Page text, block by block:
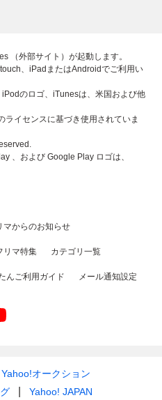
（外部サイト）が起動します。
、iPadまたはAndroidでご利用い
のロゴ、iTunesは、米国および他
ライセンスに基づき使用されていま
、および Google Play ロゴは、
マからのお知らせ
リマ特集 カテゴリ一覧
んご利用ガイド メール通知設定
Yahoo!オークション
Yahoo! JAPAN